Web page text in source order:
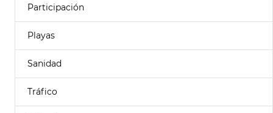
Participación
Playas
Sanidad
Tráfico